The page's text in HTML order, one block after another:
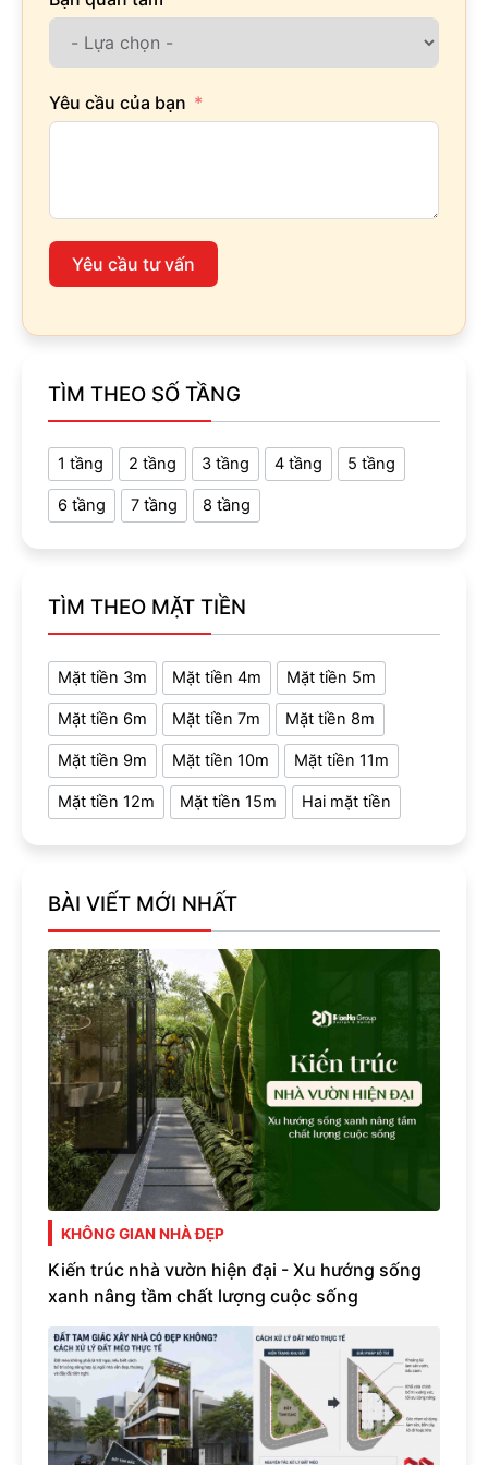
Yêu cầu của bạn
Yêu cầu tư vấn
TÌM THEO SỐ TẦNG
1 tầng 2 tầng 3 tầng 4 tầng 5 tầng
6 tầng 7 tầng 8 tầng
TÌM THEO MẶT TIỀN
Mặt tiền 3m Mặt tiền 4m Mặt tiền 5m
Mặt tiền 6m Mặt tiền 7m Mặt tiền 8m
Mặt tiền 9m Mặt tiền 10m Mặt tiền 11m
Mặt tiền 12m Mặt tiền 15m Hai mặt tiền
BÀI VIẾT MỚI NHẤT
KHÔNG GIAN NHÀ ĐẸP
Kiến trúc nhà vườn hiện đại - Xu hướng sống
xanh nâng tầm chất lượng cuộc sống